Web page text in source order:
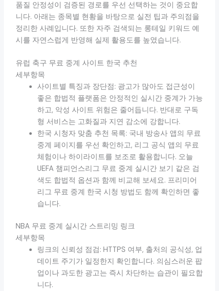
품질 안정성이 검증된 경로를 우선 선택하는 것이 중요합
니다. 아래는 종목별 현황을 바탕으로 실전 팁과 주의점을
정리한 사례입니다. 또한 자주 검색되는 롱테일 키워드 예
시를 자연스럽게 반영해 실제 활용도를 높였습니다.
유럽 축구 무료 중계 사이트 한국 추천
세부항목
사이트별 특징과 장단점: 광고가 많아도 접근성이
좋은 합법적 플랫폼은 안정적인 실시간 중계가 가능
하고, 악성 사이트 위험은 줄어듭니다. 반대로 구독
형 서비스는 고화질과 지연 감소에 강합니다.
한국 시청자 맞춤 추천 목록: 국내 방송사 앱의 무료
중계 페이지를 우선 확인하고, 리그 공식 앱의 무료
체험이나 하이라이트를 보조로 활용합니다. 오늘
UEFA 챔피언스리그 무료 중계 실시간 보기 같은 검
색도 합법적 옵션과 함께 비교해 보세요. 프리미어
리그 무료 중계 한국 시청 방법도 함께 확인하면 좋
습니다.
NBA 무료 중계 실시간 스트리밍 링크
세부항목
링크의 신뢰성 점검: HTTPS 여부, 출처의 공식성, 업
데이트 주기가 일정한지 확인합니다. 의심스러운 팝
업이나 과도한 광고는 즉시 차단하는 습관이 필요합
니다.